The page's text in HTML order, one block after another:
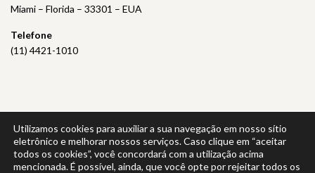
Miami – Florida – 33301 – EUA
Telefone
(11) 4421-1010
Política de Privacidade| Política da Qualidade
Utilizamos cookies para auxiliar a sua navegação em nosso sítio
eletrônico e melhorar nossos serviços. Caso clique em “aceitar
todos os cookies”, você concordará com a utilização acima
mencionada. É possível, ainda, que você opte por rejeitar todos os